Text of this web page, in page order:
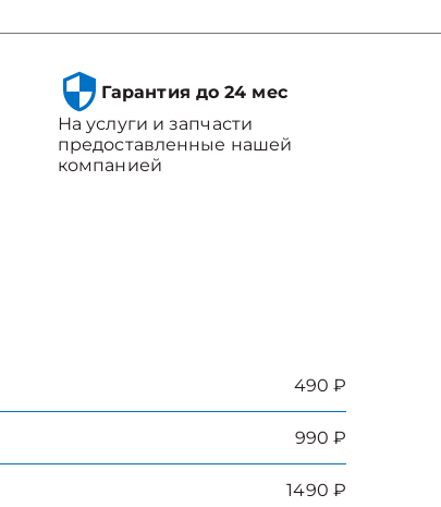
Гарантия до 24 мес
На услуги и запчасти
предоставленные нашей
компанией
490 ₽
990 ₽
1490 ₽